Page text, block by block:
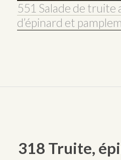
551 Salade de truite
d’épinard et
318 Truite,